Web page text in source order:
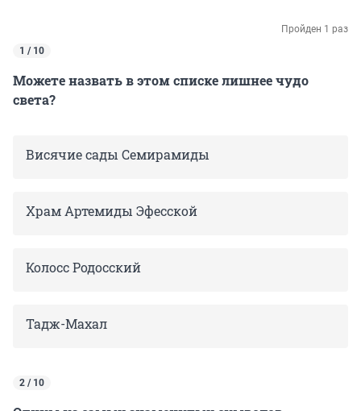
Пройден 1 раз
1 / 10
Можете назвать в этом списке лишнее чудо
света?
Висячие сады Семирамиды
Храм Артемиды Эфесской
Колосс Родосский
Тадж-Махал
2 / 10